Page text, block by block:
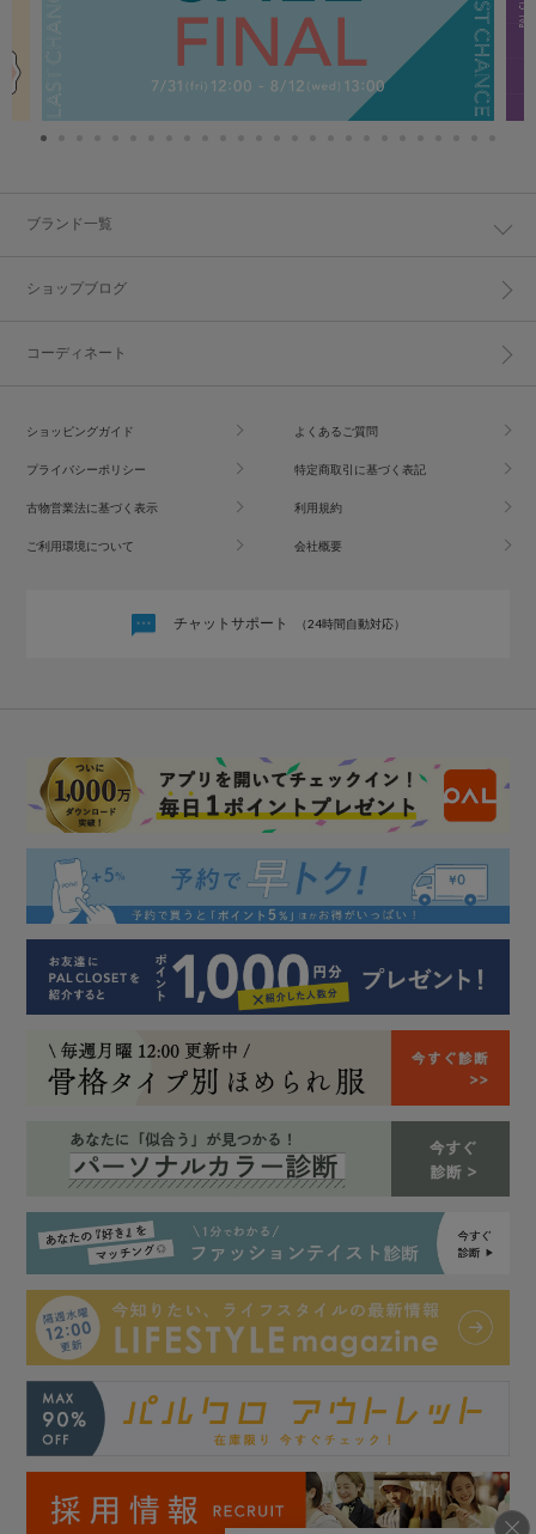
ブランド一覧
ショップブログ
コーディネート
ショッピングガイド よくあるご質問
プライバシーポリシー 特定商取引に基づく表記
古物営業法に基づく表示 利用規約
ご利用環境について 会社概要
チャットサポート （24時間自動対応）